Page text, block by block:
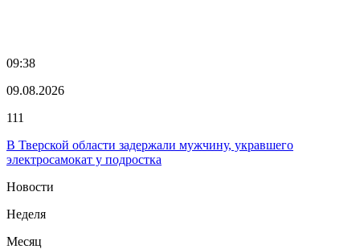
09:38
09.08.2026
111
В Тверской области задержали мужчину, укравшего
электросамокат у подростка
Новости
Неделя
Месяц